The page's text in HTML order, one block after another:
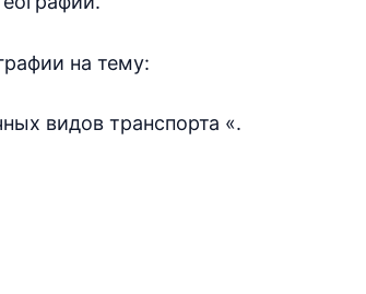
на тему:
видов транспорта «.